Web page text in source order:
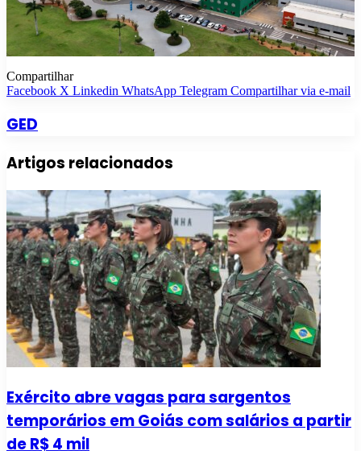
Compartilhar
Facebook X Linkedin WhatsApp Telegram Compartilhar via e-mail
GED
Artigos relacionados
Exército abre vagas para sargentos
temporários em Goiás com salários a partir
de R$ 4 mil